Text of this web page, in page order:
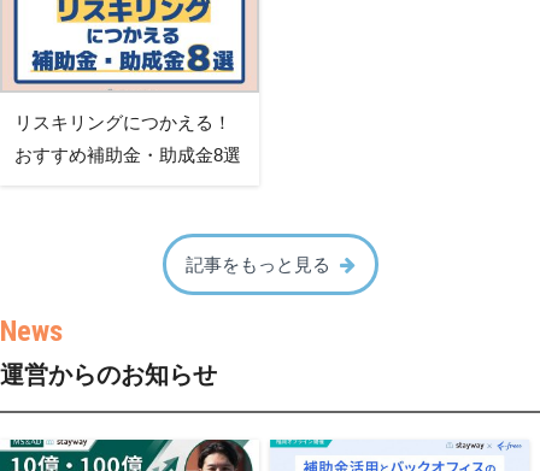
リスキリングにつかえる！
おすすめ補助金・助成金8選
記事をもっと見る
運営からのお知らせ